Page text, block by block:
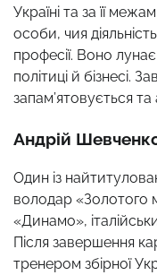
Україні та за її
особи, чия
професії. Воно лунає
політиці й бізнесі.
запам’ятовується
Андрій
Один із
володар «Золотого
«Динамо»,
Після завершення
тренером збірної